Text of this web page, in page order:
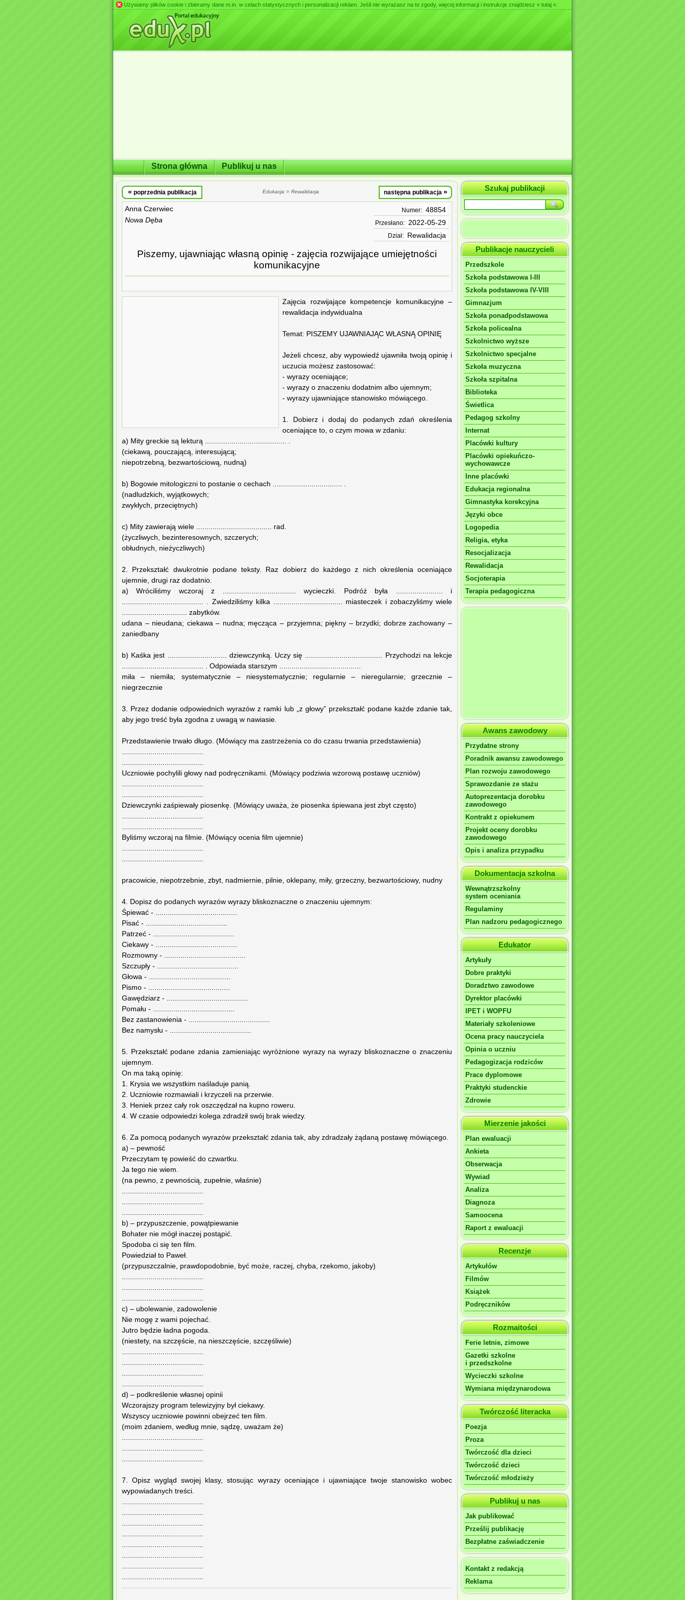
Używamy plików cookie i zbieramy dane m.in. w celach statystycznych i personalizacji reklam. Jeśli nie wyrażasz na to zgody, więcej informacji i instrukcje znajdziesz » tutaj «
Strona główna Publikuj u nas
« poprzednia publikacja Edukacja » Rewalidacja następna publikacja »
Anna Czerwiec
Nowa Dęba
Numer: 48854
Przesłano: 2022-05-29
Dział: Rewalidacja
Piszemy, ujawniając własną opinię - zajęcia rozwijające umiejętności
komunikacyjne
Zajęcia rozwijające kompetencje komunikacyjne –
rewalidacja indywidualna
Temat: PISZEMY UJAWNIAJĄC WŁASNĄ OPINIĘ
Jeżeli chcesz, aby wypowiedź ujawniła twoją opinię i
uczucia możesz zastosować:
- wyrazy oceniające;
- wyrazy o znaczeniu dodatnim albo ujemnym;
- wyrazy ujawniające stanowisko mówiącego.
1. Dobierz i dodaj do podanych zdań określenia
oceniające to, o czym mowa w zdaniu:
a) Mity greckie są lekturą ........................................ .
(ciekawą, pouczającą, interesującą;
niepotrzebną, bezwartościową, nudną)
b) Bogowie mitologiczni to postanie o cechach .................................. .
(nadludzkich, wyjątkowych;
zwykłych, przeciętnych)
c) Mity zawierają wiele ..................................... rad.
(życzliwych, bezinteresownych, szczerych;
obłudnych, nieżyczliwych)
2. Przekształć dwukrotnie podane teksty. Raz dobierz do każdego z nich określenia oceniające
ujemnie, drugi raz dodatnio.
a) Wróciliśmy wczoraj z .................................... wycieczki. Podróż była ....................... i
........................................ . Zwiedziliśmy kilka .................................. miasteczek i zobaczyliśmy wiele
................................ zabytków.
udana – nieudana; ciekawa – nudna; męcząca – przyjemna; piękny – brzydki; dobrze zachowany –
zaniedbany
b) Kaśka jest ............................. dziewczynką. Uczy się ...................................... Przychodzi na lekcje
........................................ . Odpowiada starszym ........................................
miła – niemiła; systematycznie – niesystematycznie; regularnie – nieregularnie; grzecznie –
niegrzecznie
3. Przez dodanie odpowiednich wyrazów z ramki lub „z głowy” przekształć podane każde zdanie tak,
aby jego treść była zgodna z uwagą w nawiasie.
Przedstawienie trwało długo. (Mówiący ma zastrzeżenia co do czasu trwania przedstawienia)
........................................
........................................
Uczniowie pochylili głowy nad podręcznikami. (Mówiący podziwia wzorową postawę uczniów)
........................................
........................................
Dziewczynki zaśpiewały piosenkę. (Mówiący uważa, że piosenka śpiewana jest zbyt często)
........................................
........................................
Byliśmy wczoraj na filmie. (Mówiący ocenia film ujemnie)
........................................
........................................
pracowicie, niepotrzebnie, zbyt, nadmiernie, pilnie, oklepany, miły, grzeczny, bezwartościowy, nudny
4. Dopisz do podanych wyrazów wyrazy bliskoznaczne o znaczeniu ujemnym:
Śpiewać - ........................................
Pisać - ........................................
Patrzeć - ........................................
Ciekawy - ........................................
Rozmowny - ........................................
Szczupły - ........................................
Głowa - ........................................
Pismo - ........................................
Gawędziarz - ........................................
Pomału - ........................................
Bez zastanowienia - ........................................
Bez namysłu - ........................................
5. Przekształć podane zdania zamieniając wyróżnione wyrazy na wyrazy bliskoznaczne o znaczeniu
ujemnym.
On ma taką opinię:
1. Krysia we wszystkim naśladuje panią.
2. Uczniowie rozmawiali i krzyczeli na przerwie.
3. Heniek przez cały rok oszczędzał na kupno roweru.
4. W czasie odpowiedzi kolega zdradził swój brak wiedzy.
6. Za pomocą podanych wyrazów przekształć zdania tak, aby zdradzały żądaną postawę mówiącego.
a) – pewność
Przeczytam tę powieść do czwartku.
Ja tego nie wiem.
(na pewno, z pewnością, zupełnie, właśnie)
........................................
........................................
........................................
b) – przypuszczenie, powątpiewanie
Bohater nie mógł inaczej postąpić.
Spodoba ci się ten film.
Powiedział to Paweł.
(przypuszczalnie, prawdopodobnie, być może, raczej, chyba, rzekomo, jakoby)
........................................
........................................
........................................
c) – ubolewanie, zadowolenie
Nie mogę z wami pojechać.
Jutro będzie ładna pogoda.
(niestety, na szczęście, na nieszczęście, szczęśliwie)
........................................
........................................
........................................
........................................
d) – podkreślenie własnej opinii
Wczorajszy program telewizyjny był ciekawy.
Wszyscy uczniowie powinni obejrzeć ten film.
(moim zdaniem, według mnie, sądzę, uważam że)
........................................
........................................
........................................
7. Opisz wygląd swojej klasy, stosując wyrazy oceniające i ujawniające twoje stanowisko wobec
wypowiadanych treści.
........................................
........................................
........................................
........................................
........................................
........................................
........................................
........................................
Szukaj publikacji
Publikacje nauczycieli
Przedszkole
Szkoła podstawowa I-III
Szkoła podstawowa IV-VIII
Gimnazjum
Szkoła ponadpodstawowa
Szkoła policealna
Szkolnictwo wyższe
Szkolnictwo specjalne
Szkoła muzyczna
Szkoła szpitalna
Biblioteka
Świetlica
Pedagog szkolny
Internat
Placówki kultury
Placówki opiekuńczo-
wychowawcze
Inne placówki
Edukacja regionalna
Gimnastyka korekcyjna
Języki obce
Logopedia
Religia, etyka
Resocjalizacja
Rewalidacja
Socjoterapia
Terapia pedagogiczna
Awans zawodowy
Przydatne strony
Poradnik awansu zawodowego
Plan rozwoju zawodowego
Sprawozdanie ze stażu
Autoprezentacja dorobku
zawodowego
Kontrakt z opiekunem
Projekt oceny dorobku
zawodowego
Opis i analiza przypadku
Dokumentacja szkolna
Wewnątrzszkolny
system oceniania
Regulaminy
Plan nadzoru pedagogicznego
Edukator
Artykuły
Dobre praktyki
Doradztwo zawodowe
Dyrektor placówki
IPET i WOPFU
Materiały szkoleniowe
Ocena pracy nauczyciela
Opinia o uczniu
Pedagogizacja rodziców
Prace dyplomowe
Praktyki studenckie
Zdrowie
Mierzenie jakości
Plan ewaluacji
Ankieta
Obserwacja
Wywiad
Analiza
Diagnoza
Samoocena
Raport z ewaluacji
Recenzje
Artykułów
Filmów
Książek
Podręczników
Rozmaitości
Ferie letnie, zimowe
Gazetki szkolne
i przedszkolne
Wycieczki szkolne
Wymiana międzynarodowa
Twórczość literacka
Poezja
Proza
Twórczość dla dzieci
Twórczość dzieci
Twórczość młodzieży
Publikuj u nas
Jak publikować
Prześlij publikację
Bezpłatne zaświadczenie
Kontakt z redakcją
Reklama